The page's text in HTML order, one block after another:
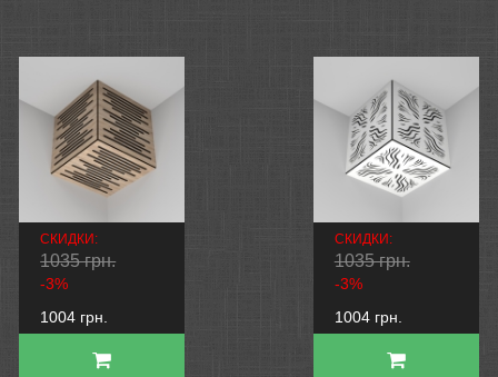
СКИДКИ:
1035 грн.
-3%
1004 грн.
СКИДКИ:
1035 грн.
-3%
1004 грн.